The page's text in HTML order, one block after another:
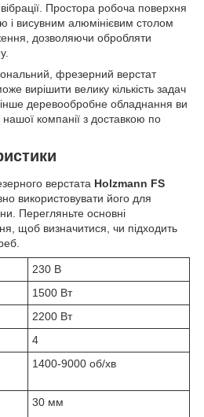
вібрації. Простора робоча поверхня
і висувним алюмінієвим столом
дозволяючи обробляти
фрезерний верстат
вирішити велику кількість задач
деревообробне обладнання ви
компанії з доставкою по
верстата Holzmann FS
використовувати його для
Перегляньте основні
щоб визначитися, чи підходить
230 В
1500 Вт
2200 Вт
4
1400-9000 об/хв
30 мм